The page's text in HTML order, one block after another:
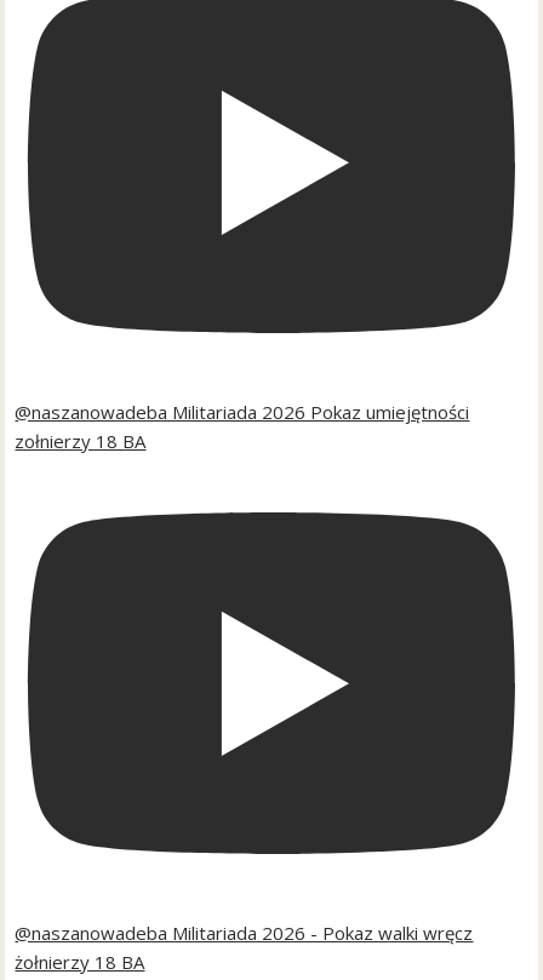
@naszanowadeba Militariada 2026 Pokaz umiejętności
zołnierzy 18 BA
@naszanowadeba Militariada 2026 - Pokaz walki wręcz
żołnierzy 18 BA